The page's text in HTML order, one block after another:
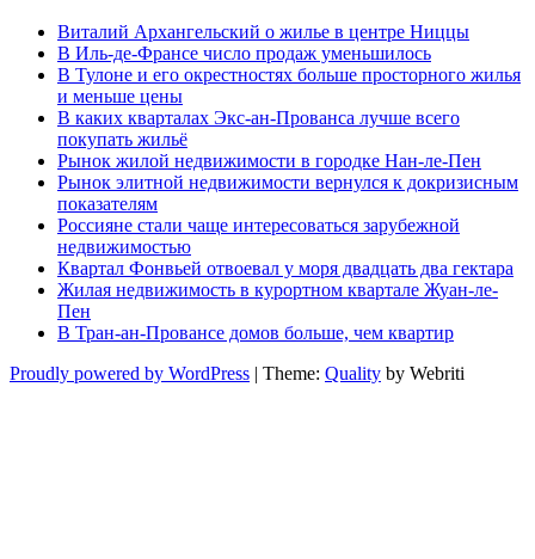
Виталий Архангельский о жилье в центре Ниццы
В Иль-де-Франсе число продаж уменьшилось
В Тулоне и его окрестностях больше просторного жилья
и меньше цены
В каких кварталах Экс-ан-Прованса лучше всего
покупать жильё
Рынок жилой недвижимости в городке Нан-ле-Пен
Рынок элитной недвижимости вернулся к докризисным
показателям
Россияне стали чаще интересоваться зарубежной
недвижимостью
Квартал Фонвьей отвоевал у моря двадцать два гектара
Жилая недвижимость в курортном квартале Жуан-ле-
Пен
В Тран-ан-Провансе домов больше, чем квартир
Proudly powered by WordPress | Theme: Quality by Webriti